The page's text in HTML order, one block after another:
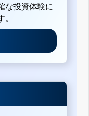
な投資体験に
。